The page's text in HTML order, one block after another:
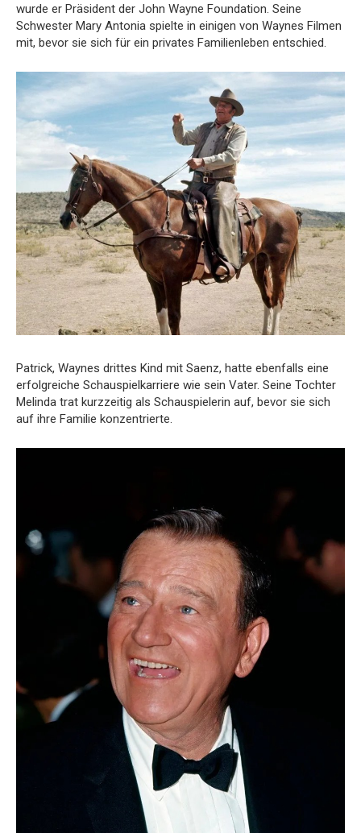
wurde er Präsident der John Wayne Foundation. Seine
Schwester Mary Antonia spielte in einigen von Waynes Filmen
mit, bevor sie sich für ein privates Familienleben entschied.
Patrick, Waynes drittes Kind mit Saenz, hatte ebenfalls eine
erfolgreiche Schauspielkarriere wie sein Vater. Seine Tochter
Melinda trat kurzzeitig als Schauspielerin auf, bevor sie sich
auf ihre Familie konzentrierte.